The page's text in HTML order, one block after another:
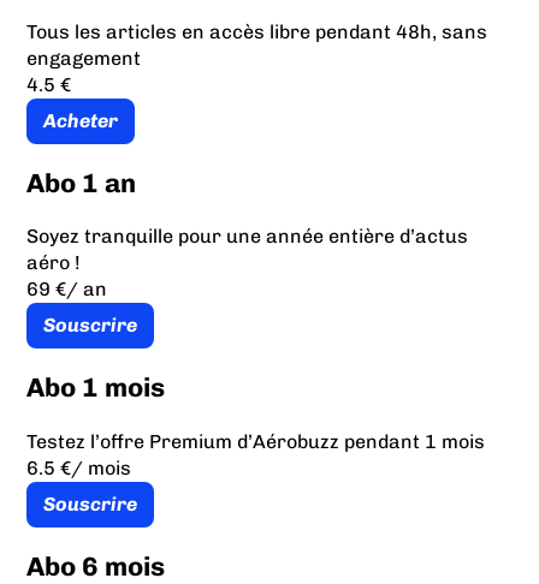
Tous les articles en accès libre pendant 48h, sans
engagement
4.5 €
Acheter
Abo 1 an
Soyez tranquille pour une année entière d’actus
aéro !
69 €/ an
Souscrire
Abo 1 mois
Testez l’offre Premium d’Aérobuzz pendant 1 mois
6.5 €/ mois
Souscrire
Abo 6 mois